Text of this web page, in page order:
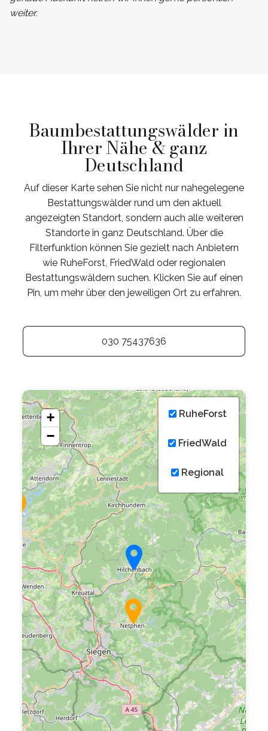
weiter.
Baumbestattungswälder in
Ihrer Nähe & ganz
Deutschland
Auf dieser Karte sehen Sie nicht nur nahegelegene
Bestattungswälder rund um den aktuell
angezeigten Standort, sondern auch alle weiteren
Standorte in ganz Deutschland. Über die
Filterfunktion können Sie gezielt nach Anbietern
wie RuheForst, FriedWald oder regionalen
Bestattungswäldern suchen. Klicken Sie auf einen
Pin, um mehr über den jeweiligen Ort zu erfahren.
030 75437636
+
−
RuheForst
FriedWald
Regional